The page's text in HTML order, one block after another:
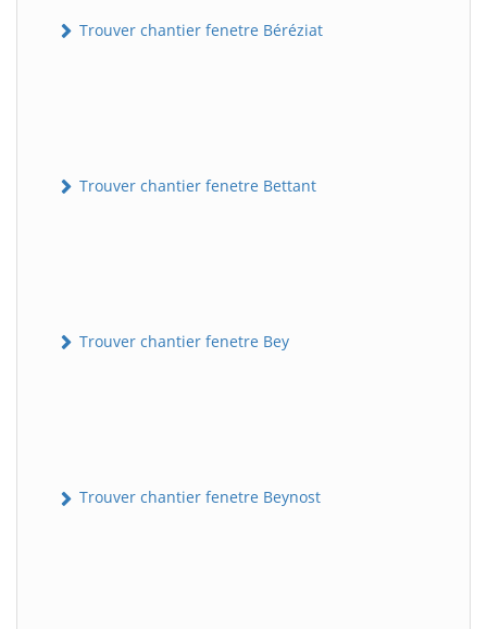
Trouver chantier fenetre Béréziat
Trouver chantier fenetre Bettant
Trouver chantier fenetre Bey
Trouver chantier fenetre Beynost